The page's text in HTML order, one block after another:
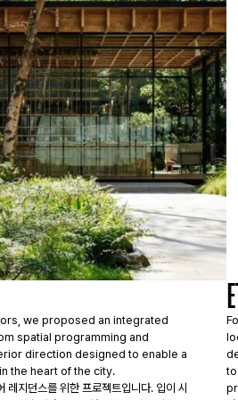
we proposed an integrated
spatial programming and
direction designed to enable a
the heart of the city.
레지던스를 위한 프로젝트입니다. 입이 시